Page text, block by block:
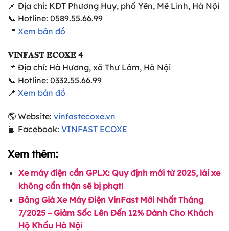
📌 Địa chỉ: KĐT Phương Huy, phố Yên, Mê Linh, Hà Nội
📞 Hotline: 0589.55.66.99
📍 Xem bản đồ
𝐕𝐈𝐍𝐅𝐀𝐒𝐓 𝐄𝐂𝐎𝐗𝐄 4
📌 Địa chỉ: Hà Hương, xã Thư Lâm, Hà Nội
📞 Hotline: 0332.55.66.99
📍 Xem bản đồ
🌎 Website: vinfastecoxe.vn
📘 Facebook: VINFAST ECOXE
Xem thêm:
Xe máy điện cần GPLX: Quy định mới từ 2025, lái xe
không cẩn thận sẽ bị phạt!
Bảng Giá Xe Máy Điện VinFast Mới Nhất Tháng
7/2025 – Giảm Sốc Lên Đến 12% Dành Cho Khách
Hộ Khẩu Hà Nội